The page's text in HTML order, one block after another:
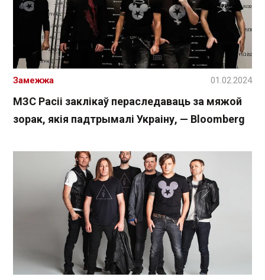
МЗС Расіі заклікаў пераследаваць за мяжой
зорак, якія падтрымалі Украіну, — Bloomberg
Замежжа 01.02.2024